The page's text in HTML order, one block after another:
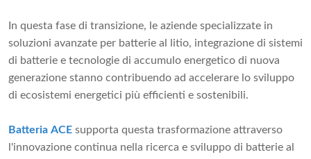
In questa fase di transizione, le aziende specializzate in
soluzioni avanzate per batterie al litio, integrazione di sistemi
di batterie e tecnologie di accumulo energetico di nuova
generazione stanno contribuendo ad accelerare lo sviluppo
di ecosistemi energetici più efficienti e sostenibili.
Batteria ACE supporta questa trasformazione attraverso
l'innovazione continua nella ricerca e sviluppo di batterie al